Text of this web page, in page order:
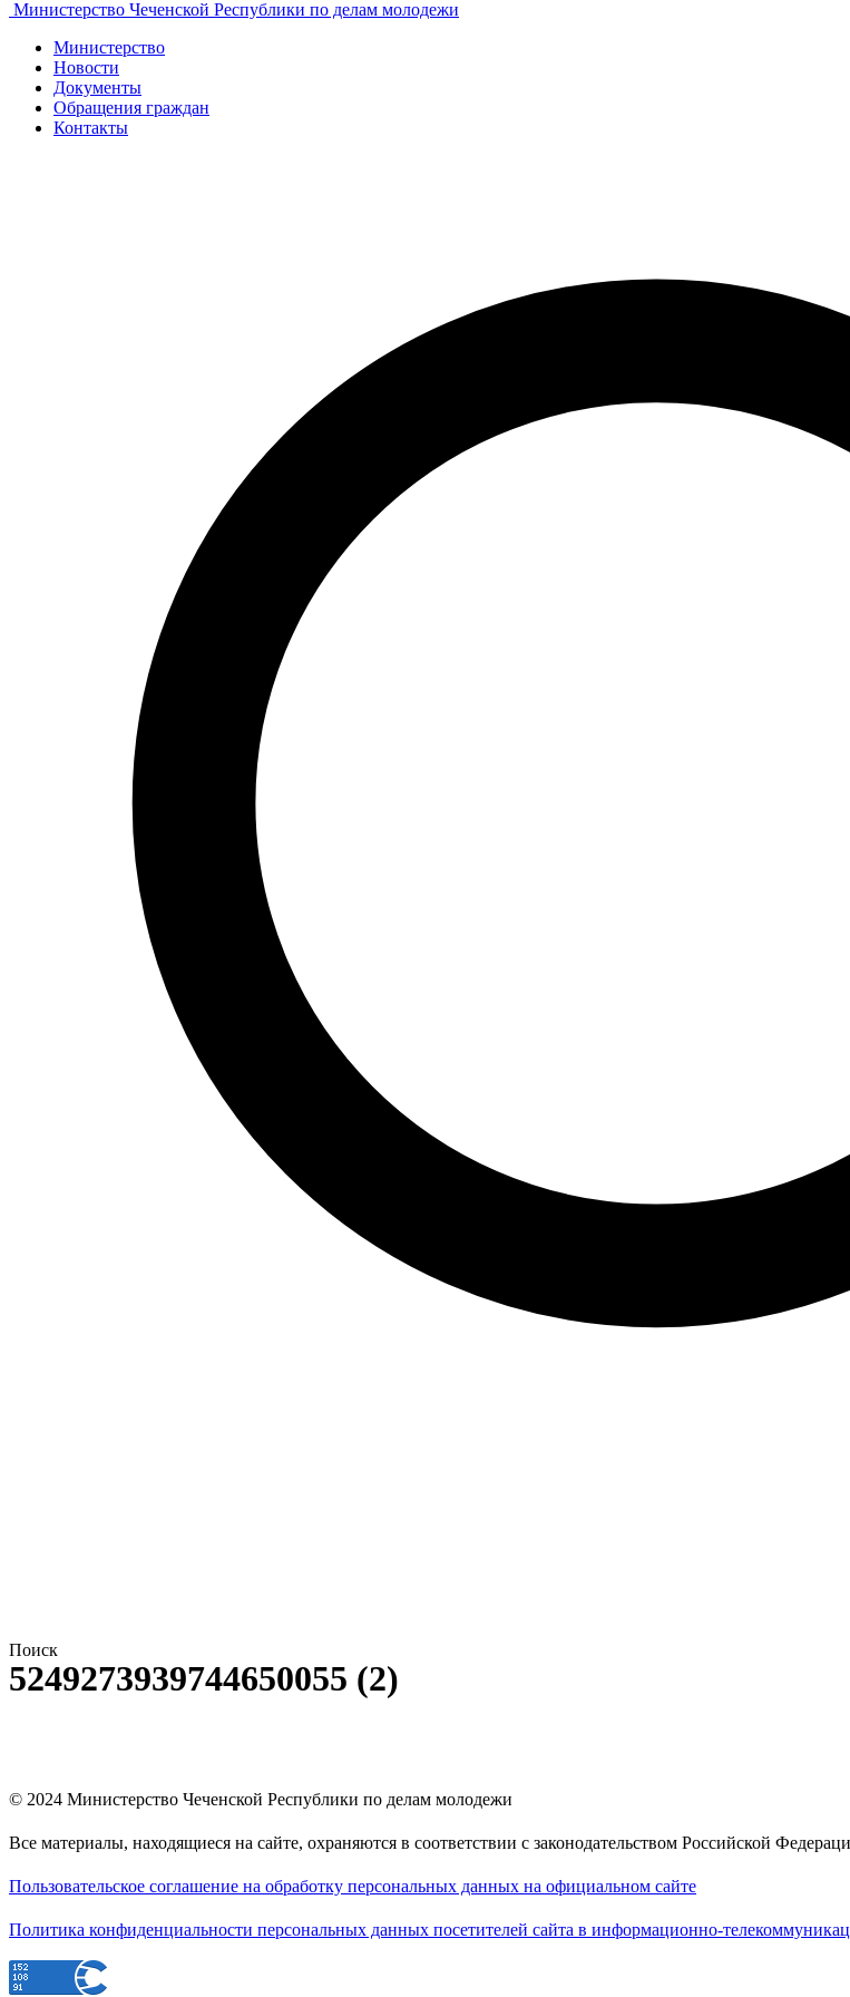
Министерство Чеченской Республики по делам молодежи
Министерство
Новости
Документы
Обращения граждан
Контакты
Поиск
5249273939744650055 (2)
© 2024 Министерство Чеченской Республики по делам молодежи
Все материалы, находящиеся на сайте, охраняются в соответствии с законодательством Российской
Пользовательское соглашение на обработку персональных данных на официальном сайте
Политика конфиденциальности персональных данных посетителей сайта в информационно-